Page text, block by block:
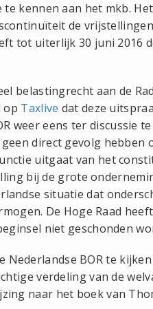
kennen aan het mkb.
de
tot uiterlijk 30 juni 2016
belastingrecht aan de
op Taxlive dat deze
weer eens ter discussie
direct gevolg hebben
uitgaat van het
bij de grote
situatie dat
De Hoge Raad
niet geschonden
Nederlandse BOR te
verdeling van de
naar het boek van